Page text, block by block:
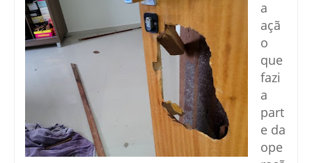
a
açã
o
que
fazi
a
part
e da
ope